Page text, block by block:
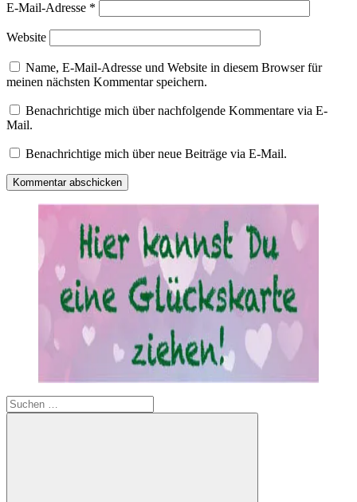
E-Mail-Adresse *
Website
Name, E-Mail-Adresse und Website in diesem Browser für
meinen nächsten Kommentar speichern.
Benachrichtige mich über nachfolgende Kommentare via E-
Mail.
Benachrichtige mich über neue Beiträge via E-Mail.
Suchen
nach: